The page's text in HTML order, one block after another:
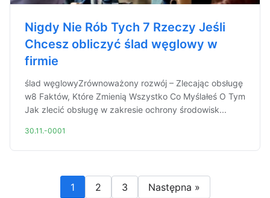
Nigdy Nie Rób Tych 7 Rzeczy Jeśli
Chcesz obliczyć ślad węglowy w
firmie
ślad węglowyZrównoważony rozwój – Zlecając obsługę
w8 Faktów, Które Zmienią Wszystko Co Myślałeś O Tym
Jak zlecić obsługę w zakresie ochrony środowisk...
30.11.-0001
1 2 3 Następna »